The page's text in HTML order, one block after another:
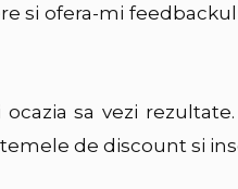
si ofera-mi
sa vezi
de discount si